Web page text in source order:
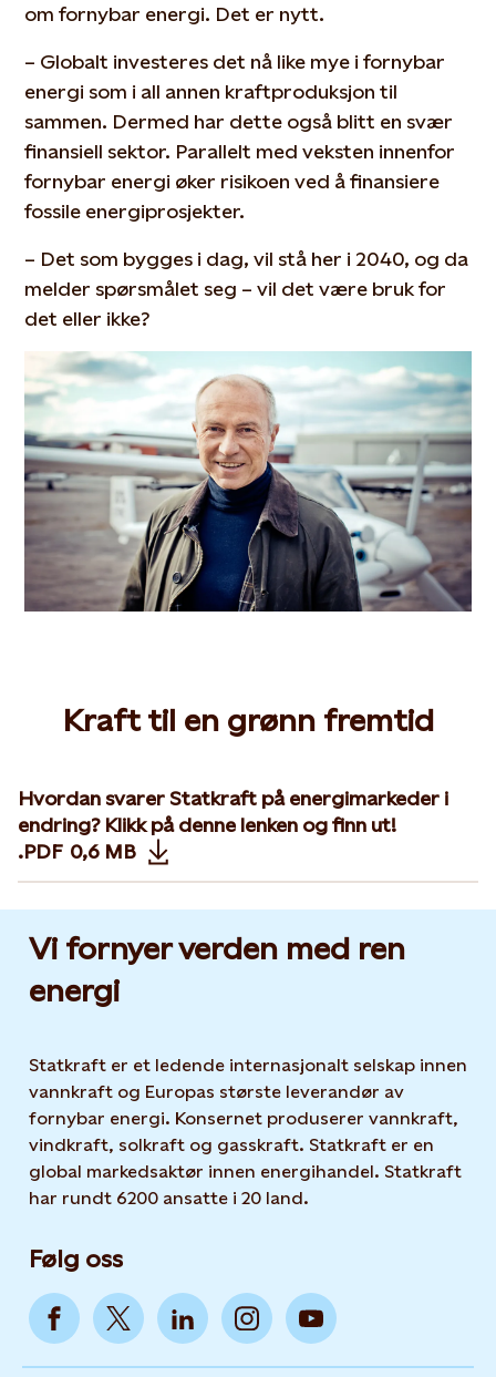
om fornybar energi. Det er nytt.
– Globalt investeres det nå like mye i fornybar
energi som i all annen kraftproduksjon til
sammen. Dermed har dette også blitt en svær
finansiell sektor. Parallelt med veksten innenfor
fornybar energi øker risikoen ved å finansiere
fossile energiprosjekter.
– Det som bygges i dag, vil stå her i 2040, og da
melder spørsmålet seg – vil det være bruk for
det eller ikke?
Kraft til en grønn fremtid
Hvordan svarer Statkraft på energimarkeder i
endring? Klikk på denne lenken og finn ut!
.PDF 0,6 MB
Opens in new tab or window
Vi fornyer verden med ren
energi
Statkraft er et ledende internasjonalt selskap innen
vannkraft og Europas største leverandør av
fornybar energi. Konsernet produserer vannkraft,
vindkraft, solkraft og gasskraft. Statkraft er en
global markedsaktør innen energihandel. Statkraft
har rundt 6200 ansatte i 20 land.
Følg oss